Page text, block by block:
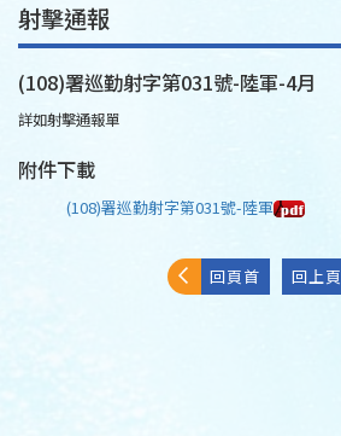
射擊通報
(108)署巡勤射字第031號-陸軍-4月
詳如射擊通報單
附件下載
(108)署巡勤射字第031號-陸軍
回頁首 回上頁